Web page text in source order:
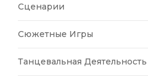
Сценарии
Сюжетные Игры
Танцевальная Деятельность